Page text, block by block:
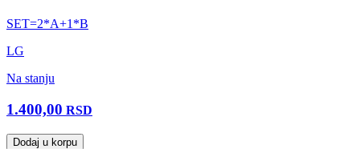
SET=2*A+1*B
LG
Na stanju
1.400,00 RSD
Dodaj u korpu